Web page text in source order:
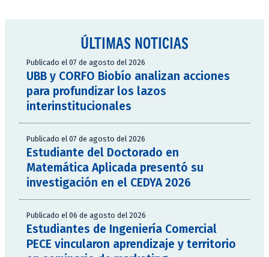
ÚLTIMAS NOTICIAS
Publicado el 07 de agosto del 2026
UBB y CORFO Biobío analizan acciones
para profundizar los lazos
interinstitucionales
Publicado el 07 de agosto del 2026
Estudiante del Doctorado en
Matemática Aplicada presentó su
investigación en el CEDYA 2026
Publicado el 06 de agosto del 2026
Estudiantes de Ingeniería Comercial
PECE vincularon aprendizaje y territorio